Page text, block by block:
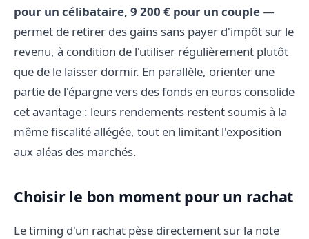
pour un célibataire, 9 200 € pour un couple—
permet de retirer des gains sans payer d'impôt sur le
revenu, à condition de l'utiliser régulièrement plutôt
que de le laisser dormir. En parallèle, orienter une
partie de l'épargne vers des fonds en euros consolide
cet avantage : leurs rendements restent soumis à la
même fiscalité allégée, tout en limitant l'exposition
aux aléas des marchés.
Choisir le bon moment pour un rachat
Le timing d'un rachat pèse directement sur la note